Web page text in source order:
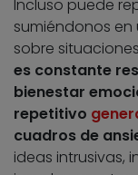
Incluso puede
sumiéndonos
sobre
es constante
bienestar
repetitivo
cuadros de
ideas intrusivas,